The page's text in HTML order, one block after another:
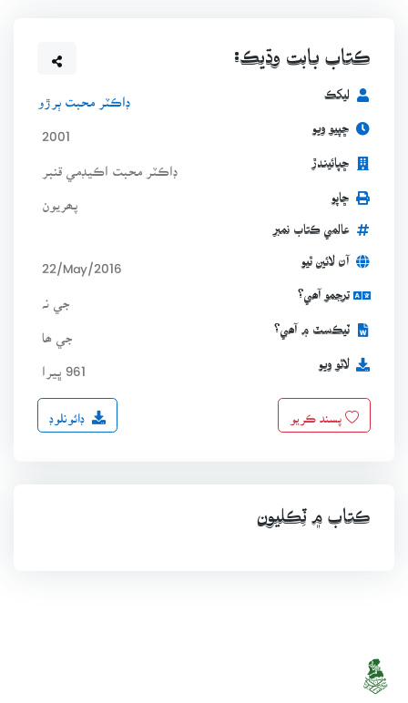
ڪتاب بابت وڌيڪ:
ليکڪ ڊاڪٽر محبت ٻرڙو
ڇپيو ويو 2001
ڇپائيندڙ ڊاڪٽر محبت اڪيڊمي قنبر
ڇاپو
عالمي ڪتاب نمبر
آن لائين ٿيو 22/May/2016
ترجمو آھي؟
ٽيڪسٽ ۾ آھي؟ جي ھا
لاٿو ويو 961 ڀيرا
پسند ڪريو ڊائونلوڊ
ڪتاب ۾ ٽِڪليون